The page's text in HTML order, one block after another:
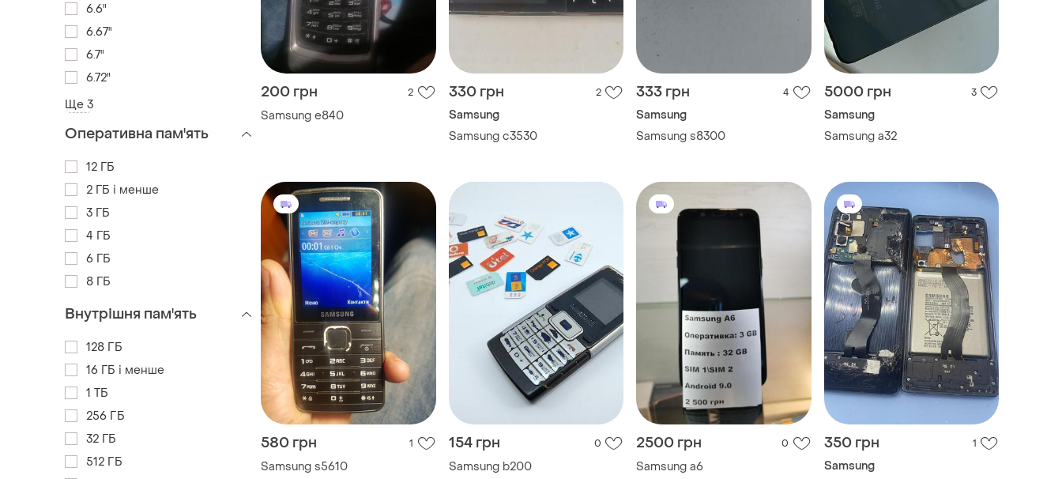
200 грн 2
Samsung e840
330 грн 2
Samsung
Samsung c3530
333 грн 4
Samsung
Samsung s8300
5000 грн 3
Samsung
Samsung a32
580 грн 1
Samsung s5610
154 грн 0
Samsung b200
2500 грн 0
Samsung a6
350 грн 1
Samsung
6.6"
6.67"
6.7"
6.72"
Ще 3
Оперативна пам'ять
12 ГБ
2 ГБ і менше
3 ГБ
4 ГБ
6 ГБ
8 ГБ
Внутрішня пам'ять
128 ГБ
16 ГБ і менше
1 ТБ
256 ГБ
32 ГБ
512 ГБ